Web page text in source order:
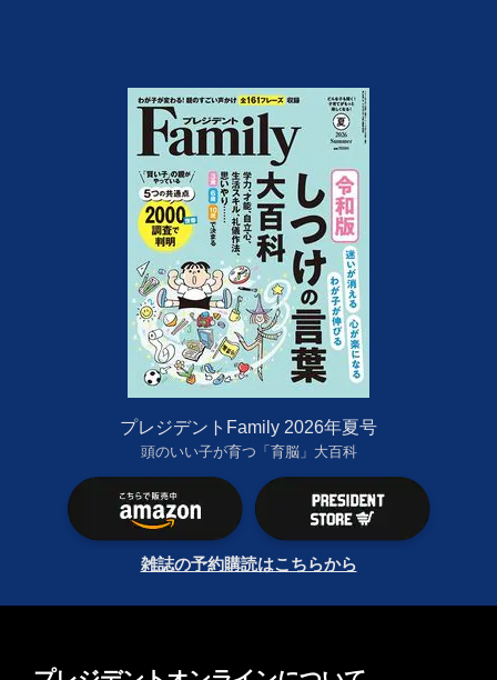
プレジデントFamily 2026年夏号
頭のいい子が育つ「育脳」大百科
雑誌の予約購読はこちらから